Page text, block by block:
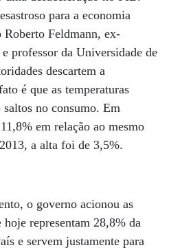
para a economia
Feldmann, ex-
professor da Universidade de
descartem a
é que as temperaturas
no consumo. Em
em relação ao mesmo
a alta foi de 3,5%.
o governo acionou as
representam 28,8% da
e servem justamente para